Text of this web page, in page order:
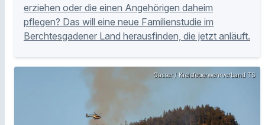
erziehen oder die einen Angehörigen daheim
pflegen? Das will eine neue Familienstudie im
Berchtesgadener Land herausfinden, die jetzt anläuft.
Gasser / Kreisfeuerwehrverband TS